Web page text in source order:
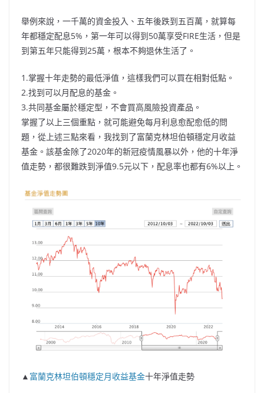
舉例來說，一千萬的資金投入、五年後跌到五百萬，就算每
年都穩定配息5%，第一年可以得到50萬享受FIRE生活，但是
到第五年只能得到25萬，根本不夠退休生活了。
1.掌握十年走勢的最低淨值，這樣我們可以買在相對低點。
2.找到可以月配息的基金。
3.共同基金屬於穩定型，不會買高風險投資產品。
掌握了以上三個重點，就可能避免每月利息愈配愈低的問
題，從上述三點來看，我找到了富蘭克林坦伯頓穩定月收益
基金。該基金除了2020年的新冠疫情風暴以外，他的十年淨
值走勢，都很難跌到淨值9.5元以下，配息率也都有6%以上。
▲ 富蘭克林坦伯頓穩定月收益基金十年淨值走勢